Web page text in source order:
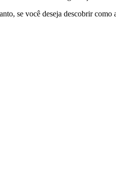
se você deseja descobrir